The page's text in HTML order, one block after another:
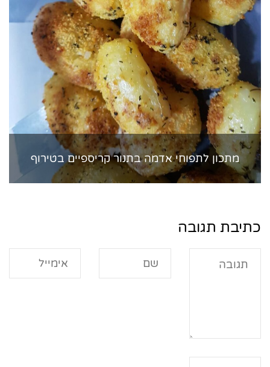
מתכון לתפוחי אדמה בתנור קריספיים בטירוף
כתיבת תגובה